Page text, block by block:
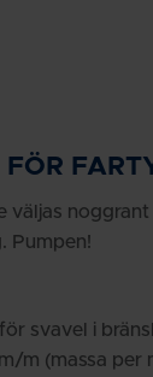
FÖR
väljas
Pumpen!
svavel i
m (massa per